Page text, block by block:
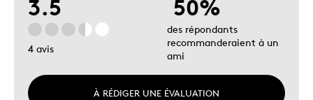
3.5
4 avis
À RÉDIGER UNE ÉVALUATION
50%
des répondants
recommanderaient à un
ami